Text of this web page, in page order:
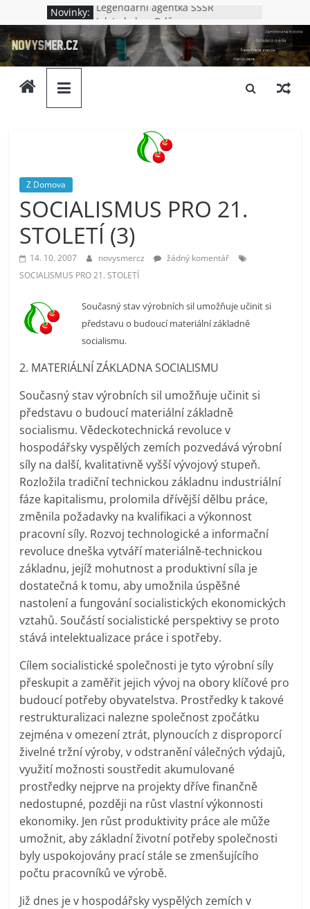
Přeskočit
na
obsah
Novinky: Legendární agentka SSSR
Jak to bylo v Oděse
Nová Chatyň – jak to bylo s
masakrem v Oděse
Lenin – německý špión?
novysmer.cz
Zamlčovaná
historie,
neoblíbená
upadající
morálka.
Ptáme
se
komu
vlastně
prospívá?
Z Domova
SOCIALISMUS PRO 21.
STOLETÍ (3)
14. 10. 2007 novysmercz
žádný komentář
SOCIALISMUS PRO 21. STOLETÍ
Současný stav výrobních sil umožňuje učinit si
představu o budoucí materiální základně
socialismu.
2. MATERIÁLNÍ ZÁKLADNA SOCIALISMU
Současný stav výrobních sil umožňuje učinit si
představu o budoucí materiální základně
socialismu. Vědeckotechnická revoluce v
hospodářsky vyspělých zemích pozvedává výrobní
síly na další, kvalitativně vyšší vývojový stupeň.
Rozložila tradiční technickou základnu industriální
fáze kapitalismu, prolomila dřívější dělbu práce,
změnila požadavky na kvalifikaci a výkonnost
pracovní síly. Rozvoj technologické a informační
revoluce dneška vytváří materiálně-technickou
základnu, jejíž mohutnost a produktivní síla je
dostatečná k tomu, aby umožnila úspěšné
nastolení a fungování socialistických ekonomických
vztahů. Součástí socialistické perspektivy se proto
stává intelektualizace práce i spotřeby.
Cílem socialistické společnosti je tyto výrobní síly
přeskupit a zaměřit jejich vývoj na obory klíčové pro
budoucí potřeby obyvatelstva. Prostředky k takové
restrukturalizaci nalezne společnost zpočátku
zejména v omezení ztrát, plynoucích z disproporcí
živelné tržní výroby, v odstranění válečných výdajů,
využití možnosti soustředit akumulované
prostředky nejprve na projekty dříve finančně
nedostupné, později na růst vlastní výkonnosti
ekonomiky. Jen růst produktivity práce ale může
umožnit, aby základní životní potřeby společnosti
byly uspokojovány prací stále se zmenšujícího
počtu pracovníků ve výrobě.
Již dnes je v hospodářsky vyspělých zemích v